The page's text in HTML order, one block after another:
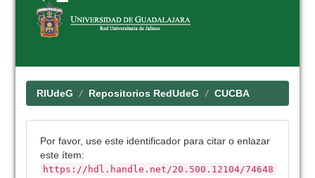
RIUdeG Repositorios RedUdeG CUCBA
Por favor, use este identificador para citar o enlazar
este ítem:
https://hdl.handle.net/20.500.12104/74648